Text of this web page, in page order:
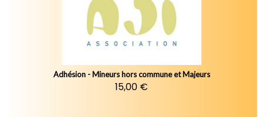
Adhésion - Mineurs hors commune et Majeurs
15,00 €